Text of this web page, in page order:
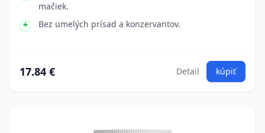
mačiek.
Bez umelých prísad a konzervantov.
17.84 € Detail kúpiť